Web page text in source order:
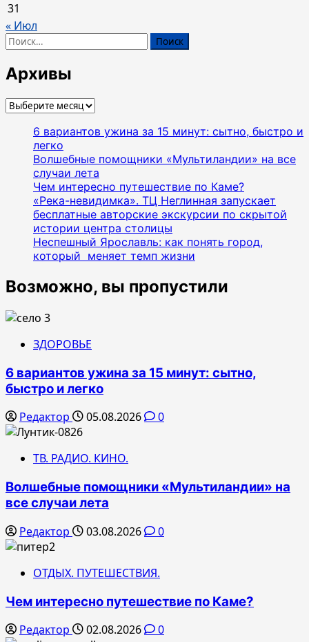
31
« Июл
Найти:
Архивы
Архивы
6 вариантов ужина за 15 минут: сытно, быстро и
легко
Волшебные помощники «Мультиландии» на все
случаи лета
Чем интересно путешествие по Каме?
«Река-невидимка». ТЦ Неглинная запускает
бесплатные авторские экскурсии по скрытой
истории центра столицы
Неспешный Ярославль: как понять город,
который меняет темп жизни
Возможно, вы пропустили
ЗДОРОВЬЕ
6 вариантов ужина за 15 минут: сытно,
быстро и легко
Редактор 05.08.2026 0
ТВ. РАДИО. КИНО.
Волшебные помощники «Мультиландии» на
все случаи лета
Редактор 03.08.2026 0
ОТДЫХ. ПУТЕШЕСТВИЯ.
Чем интересно путешествие по Каме?
Редактор 02.08.2026 0